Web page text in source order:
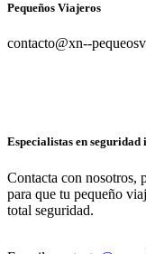
Pequeños Viajeros
contacto@xn--
Especialistas en
Contacta con nosotros,
para que tu pequeño
total seguridad.